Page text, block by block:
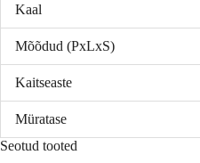
Kaal
Mõõdud (PxLxS)
Kaitseaste
Müratase
Seotud tooted